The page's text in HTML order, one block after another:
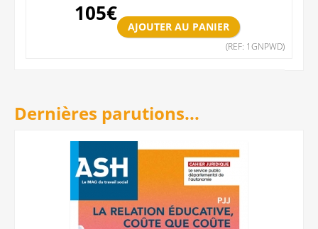
105€
(REF: 1GNPWD)
Dernières parutions...